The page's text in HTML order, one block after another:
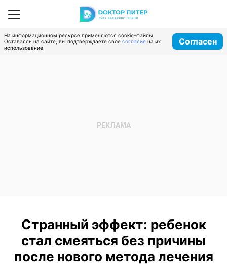
На информационном ресурсе применяются cookie-файлы.
Оставаясь на сайте, вы подтверждаете свое согласие на их
использование.
Согласен
Странный эффект: ребенок
стал смеяться без причины
после нового метода лечения